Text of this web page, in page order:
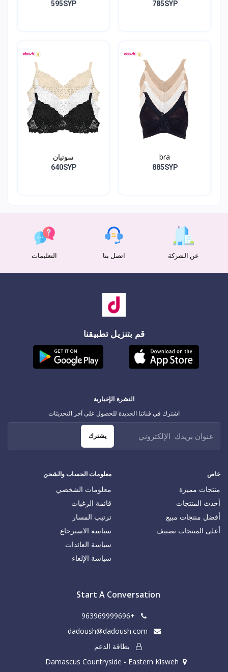
785SYP
595SYP
bra
885SYP
سوتيان
640SYP
عن الشركة اتصل بنا التعليمات
قم بتنزيل تطبيقنا
خاص
منتجات مميزة
أحدث المنتجات
أفضل منتجات مبيع
أعلى المنتجات تصنيف
معلومات الحساب والشحن
معلومات الشخصي
قائمة الرغبات
ترتيب المسار
سياسة الاسترجاع
سياسة العائدات
سياسة الإلغاء
النشرة الإخبارية
اشترك في قناتنا الجديدة للحصول على آخر التحديثات
يشترك
Start A Conversation
+963969999696
بطاقة الدعم
Damascus Countryside - Eastern Kisweh